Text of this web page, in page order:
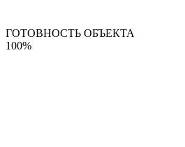
ГОТОВНОСТЬ ОБЪЕКТА
100%